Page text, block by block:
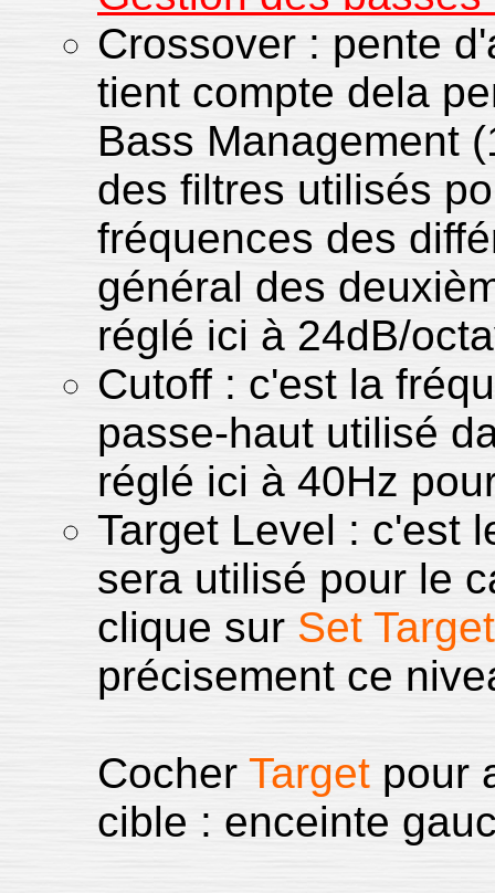
Crossover : pente
tient compte dela
Bass Management
des filtres utilisés
fréquences des
général des
réglé ici à 24dB/
Cutoff : c'est la
passe-haut utilisé
réglé ici à 40Hz
Target Level : c'est
sera utilisé pour le
clique sur Set
précisement ce
Cocher Target pour
cible : enceinte